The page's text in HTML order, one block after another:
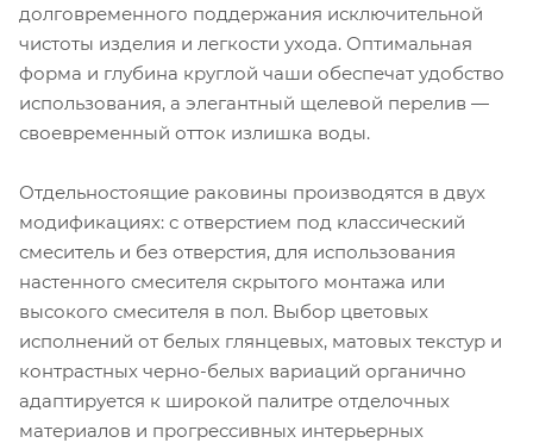
долговременного поддержания исключительной
чистоты изделия и легкости ухода. Оптимальная
форма и глубина круглой чаши обеспечат удобство
использования, а элегантный щелевой перелив —
своевременный отток излишка воды.
Отдельностоящие раковины производятся в двух
модификациях: с отверстием под классический
смеситель и без отверстия, для использования
настенного смесителя скрытого монтажа или
высокого смесителя в пол. Выбор цветовых
исполнений от белых глянцевых, матовых текстур и
контрастных черно-белых вариаций органично
адаптируется к широкой палитре отделочных
материалов и прогрессивных интерьерных